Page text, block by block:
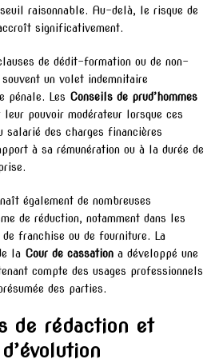
raisonnable. Au-delà, le risque de
significativement.
de dédit-formation ou de non-
un volet indemnitaire
pénale. Les Conseils de prud’hommes
leur pouvoir modérateur lorsque ces
salarié des charges financières
à sa rémunération ou à la durée de
également de nombreuses
de réduction, notamment dans les
franchise ou de fourniture. La
la Cour de cassation a développé une
compte des usages professionnels
des parties.
de rédaction et